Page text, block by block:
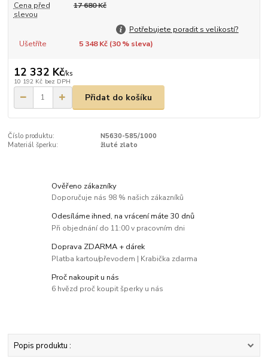
Cena před
slevou
17 680 Kč
Potřebujete poradit s velikostí?
Ušetříte
5 348 Kč (30% sleva)
12 332 Kč/ks
10 192 Kč bez DPH
Přidat do košíku
Číslo produktu:
N5630-585/1000
Materiál šperku:
žluté zlato
Ověřeno zákazníky
Doporučuje nás 98 % našich zákazníků
Odesíláme ihned, na vrácení máte 30 dnů
Při objednání do 11:00 v pracovním dni
Doprava ZDARMA + dárek
Platba kartou/převodem | Krabička zdarma
Proč nakoupit u nás
6 hvězd proč koupit šperky u nás
Popis produktu :